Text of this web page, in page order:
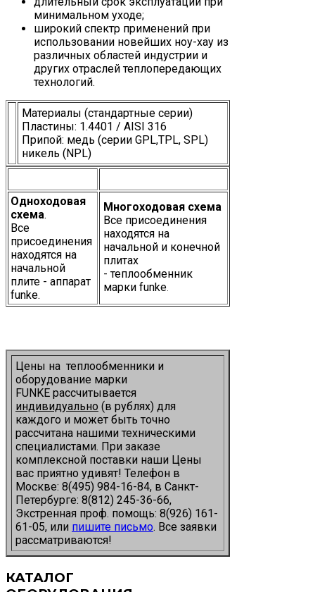
минимальном уходе;
широкий спектр применений при
использовании новейших ноу-хау из
различных областей индустрии и
других отраслей теплопередающих
технологий.
Материалы (стандартные серии)
Пластины: 1.4401 / AISI 316
Припой: медь (серии GPL,TPL, SPL)
никель (NPL)
Одноходовая
схема.
Все
присоединения
находятся на
начальной
плите - аппарат
funke.
Многоходовая схема
Все присоединения
находятся на
начальной и конечной
плитах
- теплообменник
марки funke.
Цены на теплообменники и
оборудование марки
FUNKE рассчитывается
индивидуально (в рублях) для
каждого и может быть точно
рассчитана нашими техническими
специалистами. При заказе
комплексной поставки наши Цены
вас приятно удивят! Телефон в
Москве: 8(495) 984-16-84, в Санкт-
Петербурге: 8(812) 245-36-66,
Экстренная проф. помощь: 8(926) 161-
61-05, или пишите письмо. Все заявки
рассматриваются!
КАТАЛОГ